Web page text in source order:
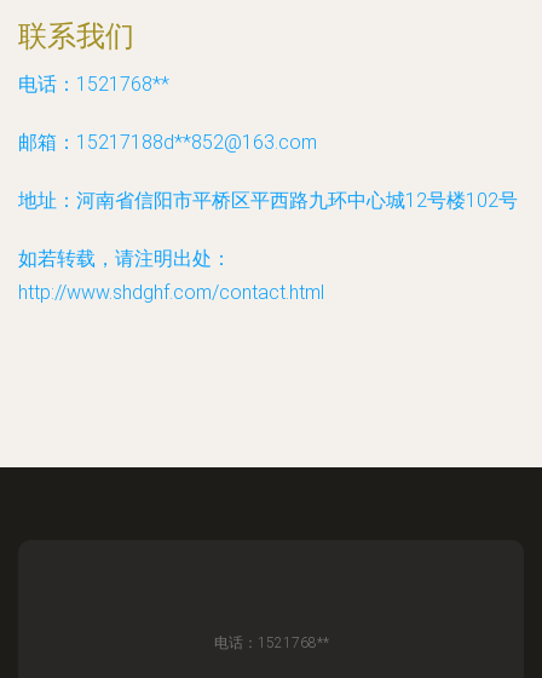
联系我们
电话：1521768**
邮箱：15217188d**852@163.com
地址：河南省信阳市平桥区平西路九环中心城12号楼102号
如若转载，请注明出处：
http://www.shdghf.com/contact.html
电话：1521768**